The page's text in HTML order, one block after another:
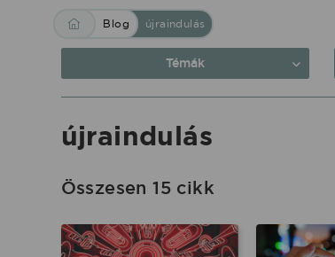
Blog újraindulás
Témák
újraindulás
Összesen 15 cikk